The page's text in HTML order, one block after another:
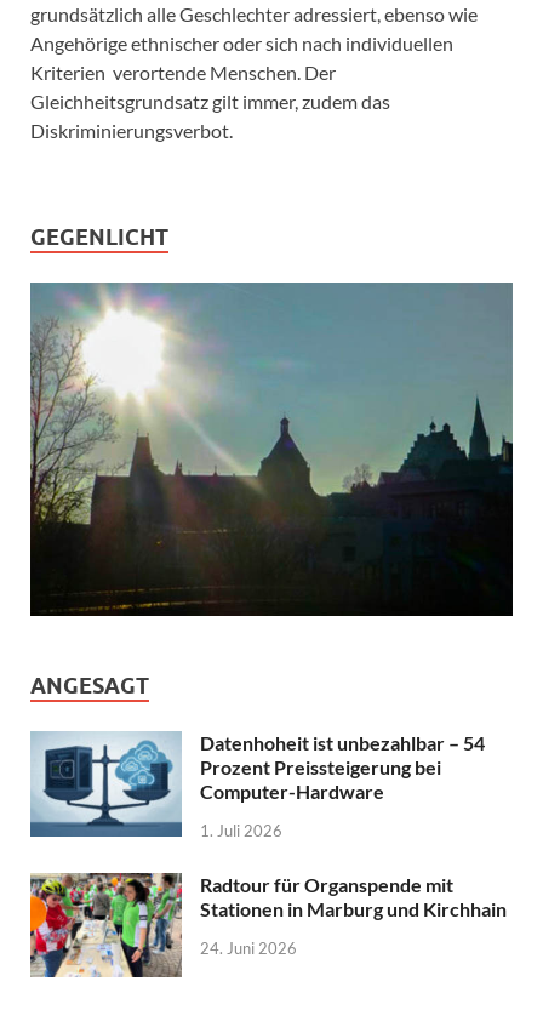
grundsätzlich alle Geschlechter adressiert, ebenso wie
Angehörige ethnischer oder sich nach individuellen
Kriterien verortende Menschen. Der
Gleichheitsgrundsatz gilt immer, zudem das
Diskriminierungsverbot.
GEGENLICHT
ANGESAGT
Datenhoheit ist unbezahlbar – 54
Prozent Preissteigerung bei
Computer-Hardware
1. Juli 2026
Radtour für Organspende mit
Stationen in Marburg und Kirchhain
24. Juni 2026